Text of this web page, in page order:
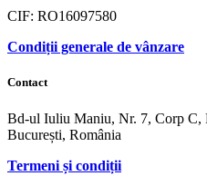
CIF: RO16097580
Condiții generale de vânzare
Contact
Bd-ul Iuliu Maniu, Nr. 7, Corp C,
București, România
Termeni și condiții